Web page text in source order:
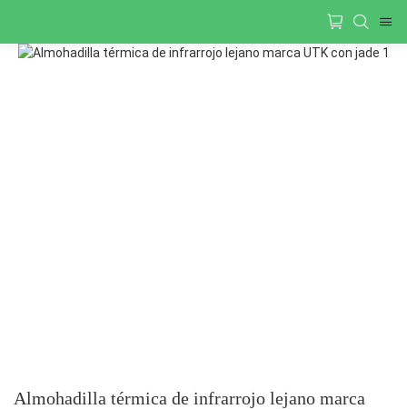
Almohadilla térmica de infrarrojo lejano marca